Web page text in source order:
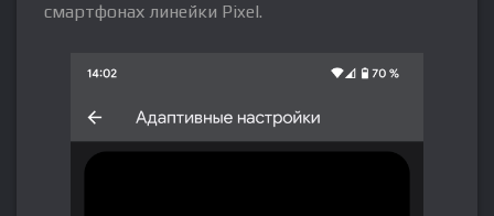
смартфонах линейки Pixel.